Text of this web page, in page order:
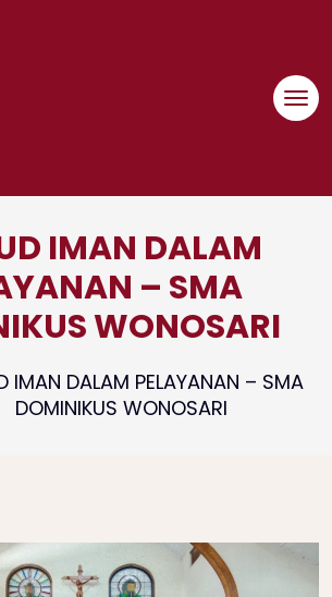
IMAN DALAM
– SMA
WONOSARI
IMAN DALAM PELAYANAN – SMA
DOMINIKUS WONOSARI